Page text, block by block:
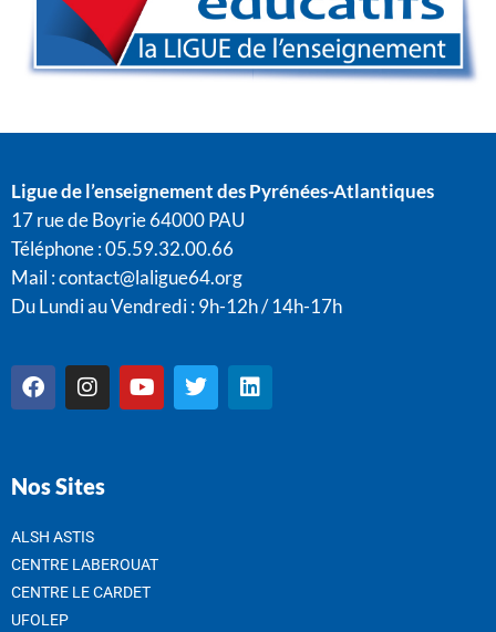
Ligue de l’enseignement des Pyrénées-Atlantiques
17 rue de Boyrie 64000 PAU
Téléphone : 05.59.32.00.66
Mail :contact@laligue64.org
Du Lundi au Vendredi : 9h-12h / 14h-17h
Nos Sites
ALSH ASTIS
CENTRE LABEROUAT
CENTRE LE CARDET
UFOLEP